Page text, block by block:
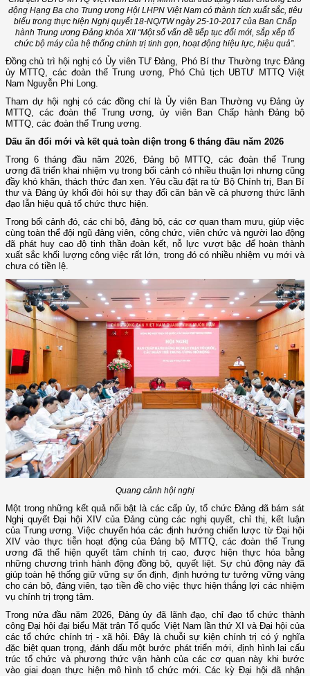
động Hạng Ba cho Trung ương Hội LHPN Việt Nam có thành tích xuất sắc, tiêu
biểu trong thực hiện Nghị quyết 18-NQ/TW ngày 25-10-2017 của Ban Chấp
hành Trung ương Đảng khóa XII “Một số vấn đề tiếp tục đổi mới, sắp xếp tổ
chức bộ máy của hệ thống chính trị tinh gọn, hoạt động hiệu lực, hiệu quả”.
Đồng chủ trì hội nghị có Ủy viên TƯ Đảng, Phó Bí thư Thường trực Đảng
ủy MTTQ, các đoàn thể Trung ương, Phó Chủ tịch UBTƯ MTTQ Việt
Nam Nguyễn Phi Long.
Tham dự hội nghị có các đồng chí là Ủy viên Ban Thường vụ Đảng ủy
MTTQ, các đoàn thể Trung ương, ủy viên Ban Chấp hành Đảng bộ
MTTQ, các đoàn thể Trung ương.
Dấu ấn đổi mới và kết quả toàn diện trong 6 tháng đầu năm 2026
Trong 6 tháng đầu năm 2026, Đảng bộ MTTQ, các đoàn thể Trung
ương đã triển khai nhiệm vụ trong bối cảnh có nhiều thuận lợi nhưng cũng
đầy khó khăn, thách thức đan xen. Yêu cầu đặt ra từ Bộ Chính trị, Ban Bí
thư và Đảng ủy khối đòi hỏi sự thay đổi căn bản về cả phương thức lãnh
đạo lẫn hiệu quả tổ chức thực hiện.
Trong bối cảnh đó, các chi bộ, đảng bộ, các cơ quan tham mưu, giúp việc
cùng toàn thể đội ngũ đảng viên, công chức, viên chức và người lao động
đã phát huy cao độ tinh thần đoàn kết, nỗ lực vượt bậc để hoàn thành
xuất sắc khối lượng công việc rất lớn, trong đó có nhiều nhiệm vụ mới và
chưa có tiền lệ.
Quang cảnh hội nghị
Một trong những kết quả nổi bật là các cấp ủy, tổ chức Đảng đã bám sát
Nghị quyết Đại hội XIV của Đảng cùng các nghị quyết, chỉ thị, kết luận
của Trung ương. Việc chuyển hóa các định hướng chiến lược từ Đại hội
XIV vào thực tiễn hoạt động của Đảng bộ MTTQ, các đoàn thể Trung
ương đã thể hiện quyết tâm chính trị cao, được hiện thực hóa bằng
những chương trình hành động đồng bộ, quyết liệt. Sự chủ động này đã
giúp toàn hệ thống giữ vững sự ổn định, định hướng tư tưởng vững vàng
cho cán bộ, đảng viên, tạo tiền đề cho việc thực hiện thắng lợi các nhiệm
vụ chính trị trọng tâm.
Trong nửa đầu năm 2026, Đảng ủy đã lãnh đạo, chỉ đạo tổ chức thành
công Đại hội đại biểu Mặt trận Tổ quốc Việt Nam lần thứ XI và Đại hội của
các tổ chức chính trị - xã hội. Đây là chuỗi sự kiện chính trị có ý nghĩa
đặc biệt quan trọng, đánh dấu một bước phát triển mới, định hình lại cấu
trúc tổ chức và phương thức vận hành của các cơ quan này khi bước
vào giai đoạn thực hiện mô hình tổ chức mới. Các kỳ Đại hội đã nhận